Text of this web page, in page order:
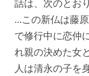
話は、次のとおり
…この新仏は藤
で修行中に恋仲
れ親の決めた女
人は清永の子を